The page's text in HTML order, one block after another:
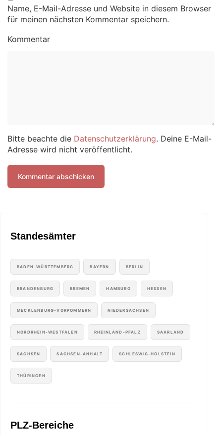
Name, E-Mail-Adresse und Website in diesem Browser
für meinen nächsten Kommentar speichern.
Kommentar
Bitte beachte die Datenschutzerklärung. Deine E-Mail-
Adresse wird nicht veröffentlicht.
Standesämter
BADEN-WÜRTTEMBERG BAYERN BERLIN
BRANDENBURG BREMEN HAMBURG HESSEN
MECKLENBURG-VORPOMMERN NIEDERSACHSEN
NORDRHEIN-WESTFALEN RHEINLAND-PFALZ SAARLAND
SACHSEN SACHSEN-ANHALT SCHLESWIG-HOLSTEIN
THÜRINGEN
PLZ-Bereiche